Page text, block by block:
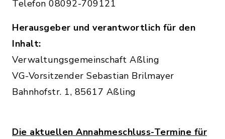
Telefon 08092-709121
Herausgeber und verantwortlich für den
Inhalt:
Verwaltungsgemeinschaft Aßling
VG-Vorsitzender Sebastian Brilmayer
Bahnhofstr. 1, 85617 Aßling
Die aktuellen Annahmeschluss-Termine für